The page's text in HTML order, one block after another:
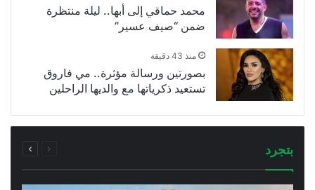
محمد حماقي إلى أبها.. ليلة منتظرة
ضمن “صيف عسير”
منذ 43 دقيقة
بصورتين ورسالة مؤثرة.. مي فاروق
تستعيد ذكرياتها مع والديها الراحلين
بتجرد الصفحةالصفحة